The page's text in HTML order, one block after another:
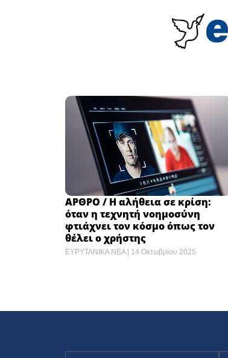
ΑΡΘΡΟ / Η αλήθεια σε κρίση:
όταν η τεχνητή νοημοσύνη
φτιάχνει τον κόσμο όπως τον
θέλει ο χρήστης
ΕΥΡΥΤΑΝΙΚΑ ΝΕΑ 14 Οκτωβρίου 2025